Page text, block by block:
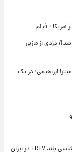
+ فیلم
دزدی از مازیار
ابراهیمی؛ در یک